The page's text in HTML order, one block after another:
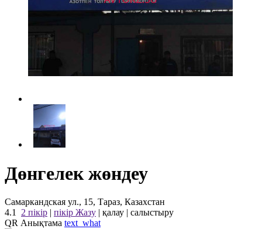
Дөнгелек жөндеу
Самаркандская ул., 15, Тараз, Казахстан
4.1
2 пікір | пікір Жазу | қалау | салыстыру
QR Анықтама text_what